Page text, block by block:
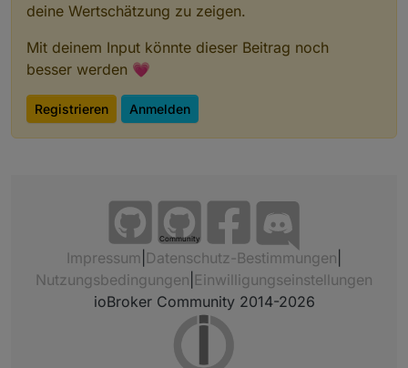
deine Wertschätzung zu zeigen.
Mit deinem Input könnte dieser Beitrag noch
besser werden 💗
Registrieren Anmelden
Community
Impressum Datenschutz-Bestimmungen
Nutzungsbedingungen Einwilligungseinstellungen
ioBroker Community 2014-2026